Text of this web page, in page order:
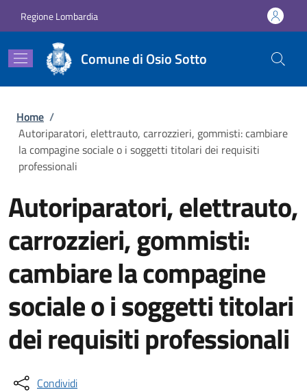
Regione Lombardia
Comune di Osio Sotto
Briciole di pane
Home /
Autoriparatori, elettrauto, carrozzieri, gommisti: cambiare
la compagine sociale o i soggetti titolari dei requisiti
professionali
Autoriparatori, elettrauto,
carrozzieri, gommisti:
cambiare la compagine
sociale o i soggetti titolari
dei requisiti professionali
Condividi